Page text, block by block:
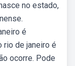
no estado,
é
rio de janeiro é
ocorre. Pode